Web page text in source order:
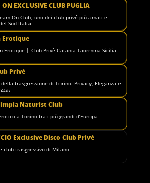
ON EXCLUSIVE CLUB PUGLIA
On Club, uno dei club privé più amati e
Sud Italia
Erotique
Erotique | Club Privè Catania Taormina Sicilia
Privè
trasgressione di Torino. Privacy, Eleganza e
Naturist Club
a Torino tra i più grandi d’Europa
Exclusive Disco Club Privè
club trasgressivo di Milano